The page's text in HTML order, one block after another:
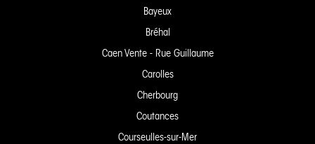
Bayeux
Bréhal
Caen Vente - Rue Guillaume
Carolles
Cherbourg
Coutances
Courseulles-sur-Mer